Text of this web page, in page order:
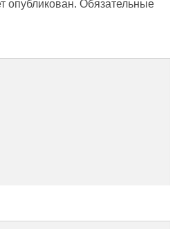
опубликован. Обязательные